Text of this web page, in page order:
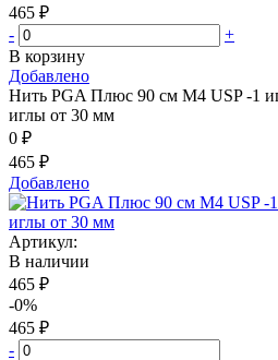
465 ₽
-
+
В корзину
Добавлено
Нить PGA Плюс 90 см М4 USP -1
иглы от 30 мм
0 ₽
465 ₽
Добавлено
Артикул:
В наличии
465 ₽
-0%
465 ₽
-